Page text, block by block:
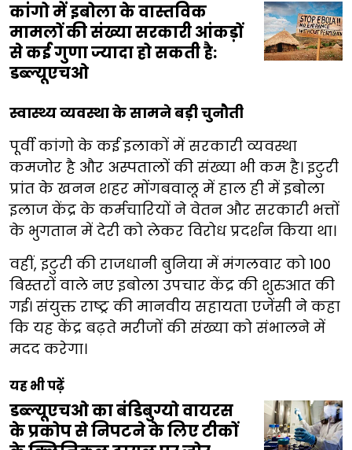
कांगो में इबोला के वास्तविक
मामलों की संख्या सरकारी आंकड़ों
से कई गुणा ज्यादा हो सकती है:
डब्ल्यूएचओ
स्वास्थ्य व्यवस्था के सामने बड़ी चुनौती
पूर्वी कांगो के कई इलाकों में सरकारी व्यवस्था
कमजोर है और अस्पतालों की संख्या भी कम है। इटुरी
प्रांत के खनन शहर मोंगबवालू में हाल ही में इबोला
इलाज केंद्र के कर्मचारियों ने वेतन और सरकारी भत्तों
के भुगतान में देरी को लेकर विरोध प्रदर्शन किया था।
वहीं, इटुरी की राजधानी बुनिया में मंगलवार को 100
बिस्तरों वाले नए इबोला उपचार केंद्र की शुरुआत की
गई। संयुक्त राष्ट्र की मानवीय सहायता एजेंसी ने कहा
कि यह केंद्र बढ़ते मरीजों की संख्या को संभालने में
मदद करेगा।
यह भी पढ़ें
डब्ल्यूएचओ का बंडिबुग्यो वायरस
के प्रकोप से निपटने के लिए टीकों